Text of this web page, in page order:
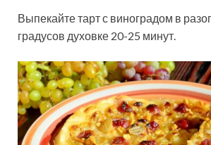
Выпекайте тарт с виноградом в
градусов духовке 20-25 минут.